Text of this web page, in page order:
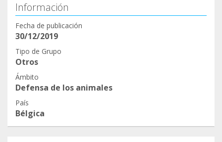
Información
Fecha de publicación
30/12/2019
Tipo de Grupo
Otros
Ámbito
Defensa de los animales
País
Bélgica